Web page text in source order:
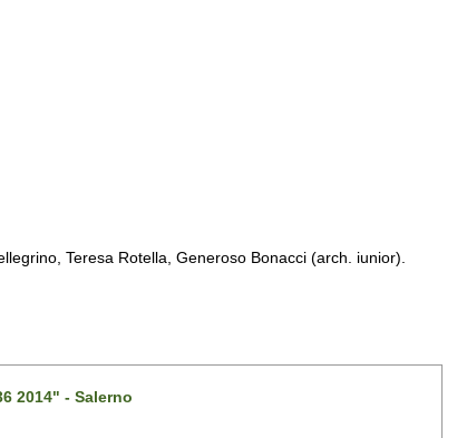
Teresa Rotella, Generoso Bonacci (arch. iunior).
2014" - Salerno